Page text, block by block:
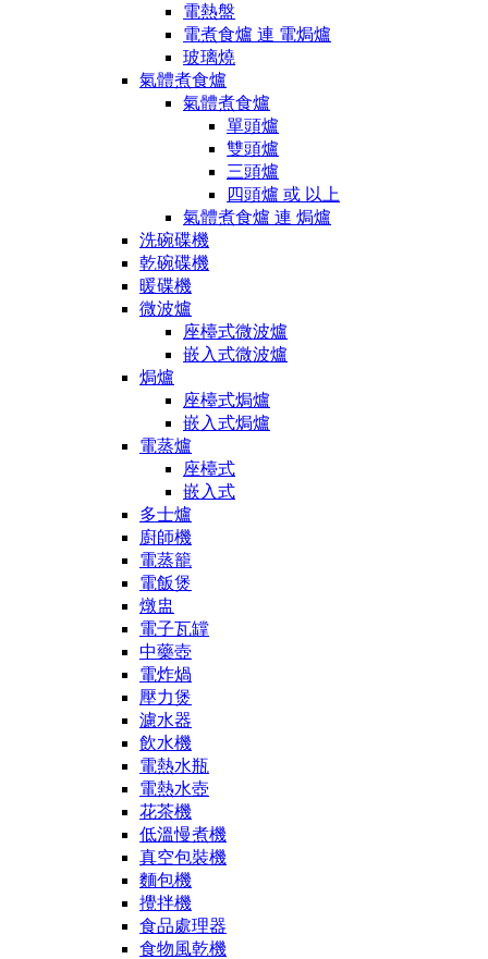
電熱盤
電煮食爐 連 電焗爐
玻璃燒
氣體煮食爐
氣體煮食爐
單頭爐
雙頭爐
三頭爐
四頭爐 或 以上
氣體煮食爐 連 焗爐
洗碗碟機
乾碗碟機
暖碟機
微波爐
座檯式微波爐
嵌入式微波爐
焗爐
座檯式焗爐
嵌入式焗爐
電蒸爐
座檯式
嵌入式
多士爐
廚師機
電蒸籠
電飯煲
燉盅
電子瓦罉
中藥壺
電炸煱
壓力煲
濾水器
飲水機
電熱水瓶
電熱水壺
花茶機
低溫慢煮機
真空包裝機
麵包機
攪拌機
食品處理器
食物風乾機